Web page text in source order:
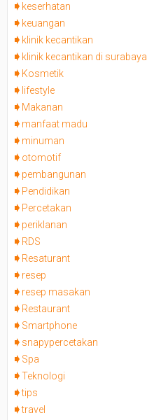
keserhatan
keuangan
klinik kecantikan
klinik kecantikan di surabaya
Kosmetik
lifestyle
Makanan
manfaat madu
minuman
otomotif
pembangunan
Pendidikan
Percetakan
periklanan
RDS
Resaturant
resep
resep masakan
Restaurant
Smartphone
snapypercetakan
Spa
Teknologi
tips
travel